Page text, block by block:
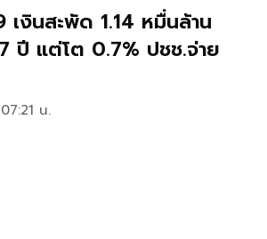
เงินสะพัด 1.14 หมื่นล้าน
ปี แต่โต 0.7% ปชช.จ่าย
น.